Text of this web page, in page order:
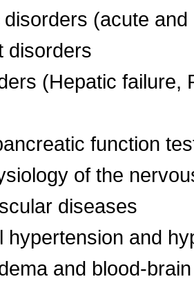
disorders (acute
disorders
(Hepatic
function
of the
diseases
hypertension and
and blood-